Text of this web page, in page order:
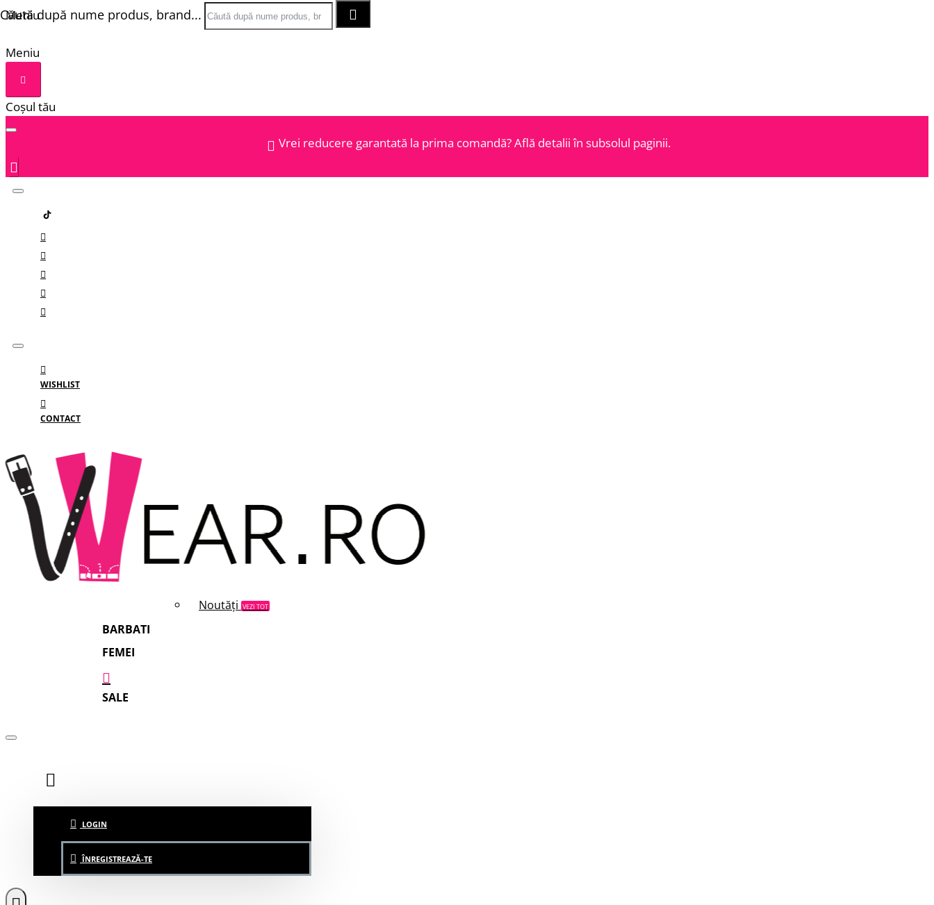
Meniu
Meniu
Coșul tău
Vrei reducere garantată la prima comandă? Află detalii în subsolul paginii.
WISHLIST
CONTACT
Meniu
MENIU
Categorii
Branduri
Noutăți VEZI TOT
BARBATI
FEMEI
SALE
LOGIN
ÎNREGISTREAZĂ-TE
Căută după nume produs, brand...